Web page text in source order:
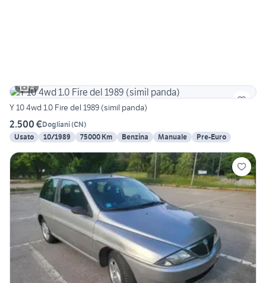
4
Y 10 4wd 1.0 Fire del 1989 (simil panda)
2.500 €Dogliani(CN)
Usato
10/1989 75000 Km Benzina Manuale Pre-Euro